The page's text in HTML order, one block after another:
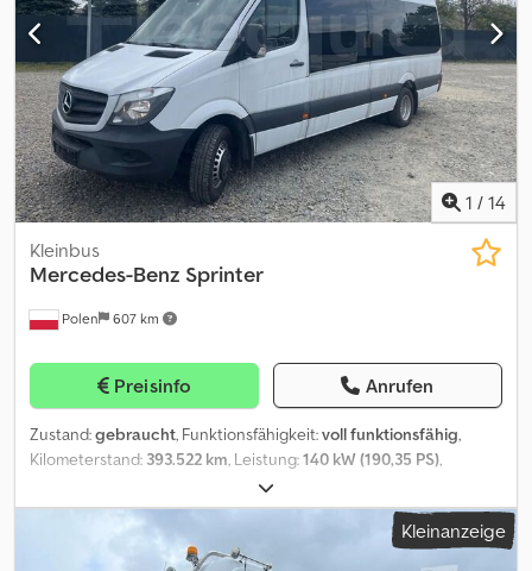
1 / 14
Polen 607 km
Kleinbus
Mercedes-Benz Sprinter
Preisinfo Anrufen
Zustand:gebraucht, Funktionsfähigkeit:voll funktionsfähig,
Kilometerstand: 393.522 km, Leistung:140 kW (190,35 PS),
, Erstzulassung:
Euro6, Farbe:Weiß, Reifengröße:195/75 R16C, Anzahl der
, Baujahr:
, Maschinen-/Fahrzeugnummer:
WDB906657JP412481, Ausstattung:
Kleinanzeige